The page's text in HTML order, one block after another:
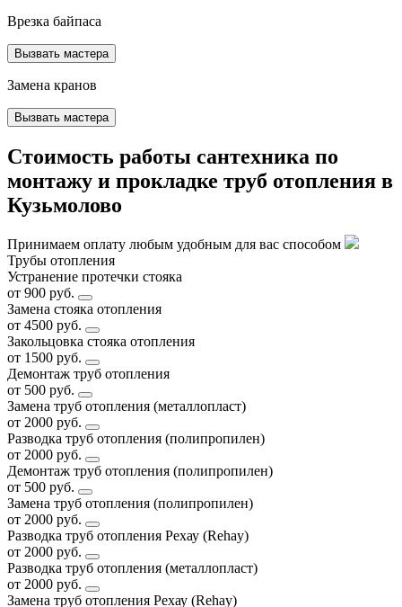
Врезка байпаса
Вызвать мастера
Замена кранов
Вызвать мастера
Стоимость работы сантехника по
монтажу и прокладке труб отопления в
Кузьмолово
Принимаем оплату любым удобным для вас способом
Трубы отопления
Устранение протечки стояка
от 900 руб.
Замена стояка отопления
от 4500 руб.
Закольцовка стояка отопления
от 1500 руб.
Демонтаж труб отопления
от 500 руб.
Замена труб отопления (металлопласт)
от 2000 руб.
Разводка труб отопления (полипропилен)
от 2000 руб.
Демонтаж труб отопления (полипропилен)
от 500 руб.
Замена труб отопления (полипропилен)
от 2000 руб.
Разводка труб отопления Рехау (Rehay)
от 2000 руб.
Разводка труб отопления (металлопласт)
от 2000 руб.
Замена труб отопления Рехау (Rehay)